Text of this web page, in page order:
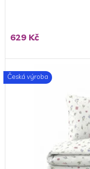
629 Kč
Česká výroba